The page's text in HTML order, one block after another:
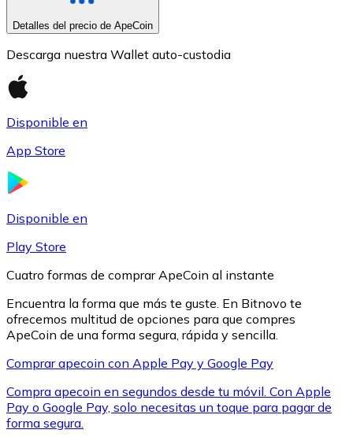
XRP
XRP
Detalles del precio de ApeCoin
Descarga nuestra Wallet auto-custodia
Disponible en
App Store
Disponible en
Play Store
Cuatro formas de comprar ApeCoin al instante
Encuentra la forma que más te guste. En Bitnovo te
ofrecemos multitud de opciones para que compres
ApeCoin de una forma segura, rápida y sencilla.
Comprar apecoin con Apple Pay y Google Pay
Compra apecoin en segundos desde tu móvil. Con Apple
Pay o Google Pay, solo necesitas un toque para pagar de
forma segura.